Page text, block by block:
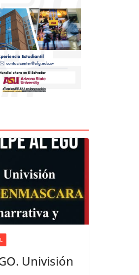
Univisión